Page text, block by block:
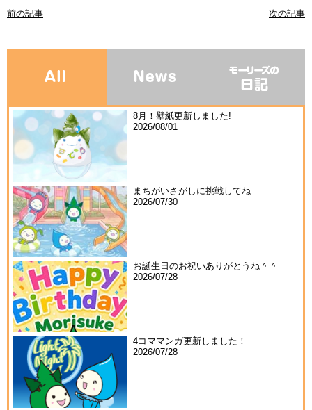
前の記事 次の記事
8月！壁紙更新しました!
2026/08/01
まちがいさがしに挑戦してね
2026/07/30
お誕生日のお祝いありがとうね＾＾
2026/07/28
4コママンガ更新しました！
2026/07/28